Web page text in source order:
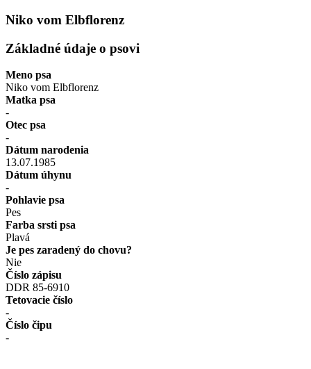
Niko vom Elbflorenz
Základné údaje o psovi
Meno psa
Niko vom Elbflorenz
Matka psa
-
Otec psa
-
Dátum narodenia
13.07.1985
Dátum úhynu
-
Pohlavie psa
Pes
Farba srsti psa
Plavá
Je pes zaradený do chovu?
Nie
Číslo zápisu
DDR 85-6910
Tetovacie číslo
-
Číslo čipu
-